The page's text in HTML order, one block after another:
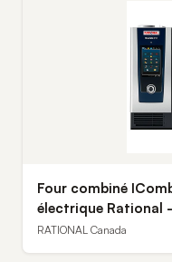
Four combiné
électrique Rational
RATIONAL Canada